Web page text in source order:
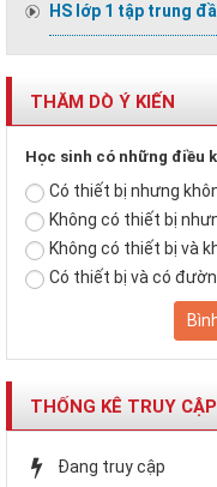
HS lớp 1 tập trung
THĂM DÒ Ý KIẾN
Học sinh có những điều
Có thiết bị nhưng
Không có thiết bị
Không có thiết bị và
Có thiết bị và có
THỐNG KÊ TRUY CẬP
Đang truy cập